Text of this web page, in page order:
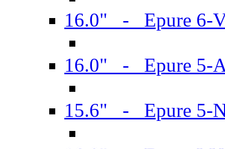
16.0" - Epure 6-
16.0" - Epure 5-
15.6" - Epure 5-